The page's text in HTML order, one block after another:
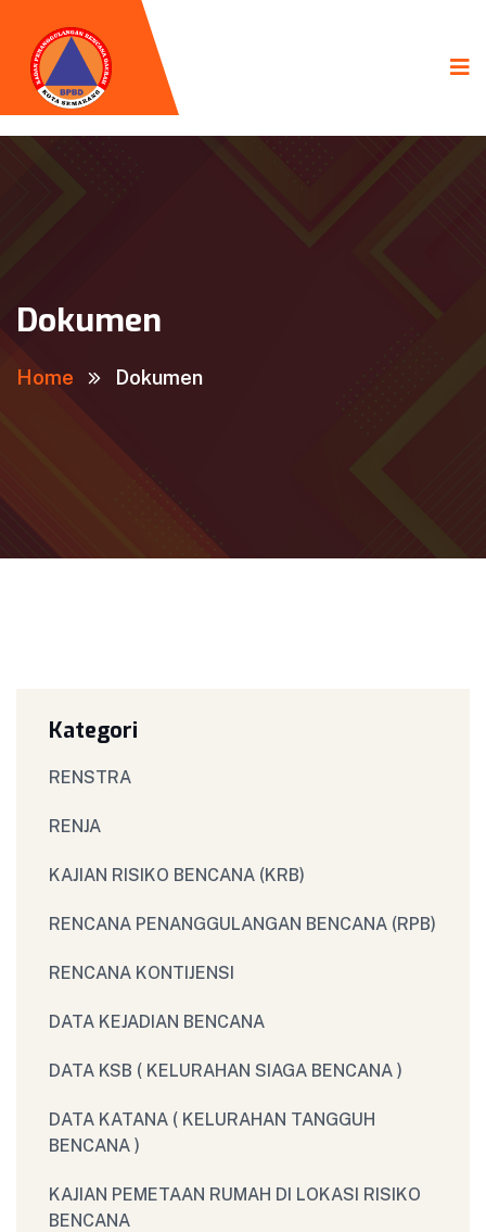
Dokumen
Home Dokumen
Kategori
RENSTRA
RENJA
KAJIAN RISIKO BENCANA (KRB)
RENCANA PENANGGULANGAN BENCANA (RPB)
RENCANA KONTIJENSI
DATA KEJADIAN BENCANA
DATA KSB ( KELURAHAN SIAGA BENCANA )
DATA KATANA ( KELURAHAN TANGGUH
BENCANA )
KAJIAN PEMETAAN RUMAH DI LOKASI RISIKO
BENCANA